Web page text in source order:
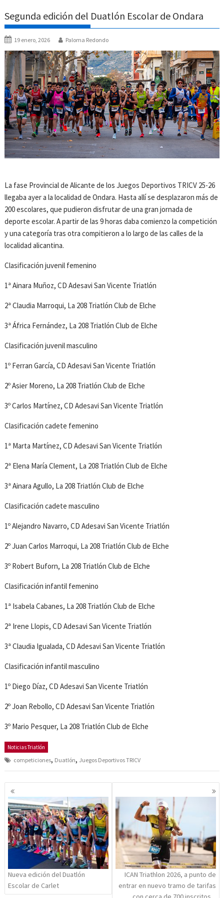
Segunda edición del Duatlón Escolar de Ondara
19 enero, 2026 Paloma Redondo
La fase Provincial de Alicante de los Juegos Deportivos TRICV 25-26
llegaba ayer a la localidad de Ondara. Hasta allí se desplazaron más de
200 escolares, que pudieron disfrutar de una gran jornada de
deporte escolar. A partir de las 9 horas daba comienzo la competición
y una categoría tras otra compitieron a lo largo de las calles de la
localidad alicantina.
Clasificación juvenil femenino
1ª Ainara Muñoz, CD Adesavi San Vicente Triatlón
2ª Claudia Marroqui, La 208 Triatlón Club de Elche
3ª África Fernández, La 208 Triatlón Club de Elche
Clasificación juvenil masculino
1º Ferran García, CD Adesavi San Vicente Triatlón
2º Asier Moreno, La 208 Triatlón Club de Elche
3º Carlos Martínez, CD Adesavi San Vicente Triatlón
Clasificación cadete femenino
1ª Marta Martínez, CD Adesavi San Vicente Triatlón
2ª Elena María Clement, La 208 Triatlón Club de Elche
3ª Ainara Agullo, La 208 Triatlón Club de Elche
Clasificación cadete masculino
1º Alejandro Navarro, CD Adesavi San Vicente Triatlón
2º Juan Carlos Marroqui, La 208 Triatlón Club de Elche
3º Robert Buforn, La 208 Triatlón Club de Elche
Clasificación infantil femenino
1ª Isabela Cabanes, La 208 Triatlón Club de Elche
2ª Irene Llopis, CD Adesavi San Vicente Triatlón
3ª Claudia Igualada, CD Adesavi San Vicente Triatlón
Clasificación infantil masculino
1º Diego Díaz, CD Adesavi San Vicente Triatlón
2º Joan Rebollo, CD Adesavi San Vicente Triatlón
3º Mario Pesquer, La 208 Triatlón Club de Elche
Noticias Triatlón
competiciones, Duatlón, Juegos Deportivos TRICV
Navegación
de
entradas
Nueva edición del Duatlón
Escolar de Carlet
ICAN Triathlon 2026, a punto de
entrar en nuevo tramo de tarifas